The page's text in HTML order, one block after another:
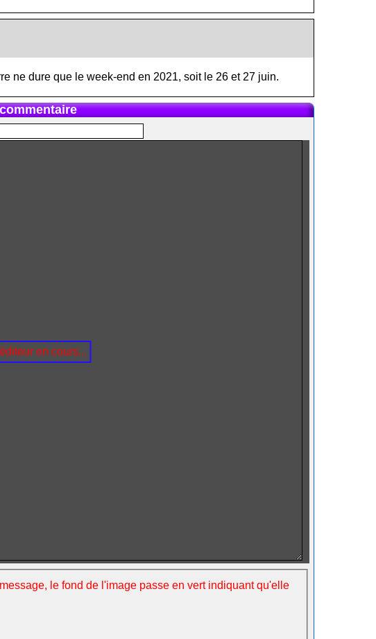
ne dure que le week-end en 2021, soit le 26 et 27 juin.
en cours...
le fond de l'image passe en vert indiquant qu'elle